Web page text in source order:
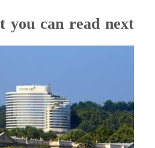
you can read next